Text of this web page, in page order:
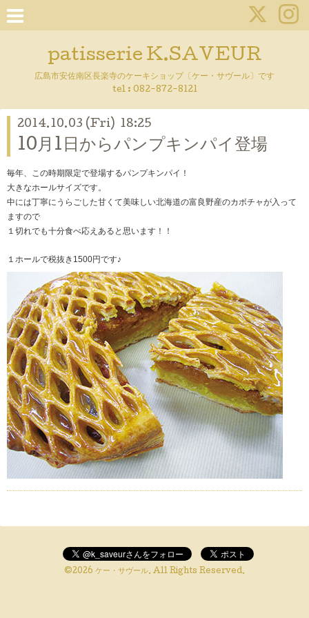
patisserie K.SAVEUR
広島市安佐南区長楽寺のケーキショップ〔ケー・サヴール〕です
tel : 082-872-8121
2014.10.03 (Fri) 18:25
10月1日からパンプキンパイ登場
毎年、この時期限定で登場するパンプキンパイ！
大きなホールサイズです。
中には丁寧にうらごした甘くて美味しい北海道の富良野産のカボチャが入って
ますので
１切れでも十分食べ応えあると思います！！
１ホールで税抜き1500円です♪
©2026 ケー・サヴール. All Rights Reserved.